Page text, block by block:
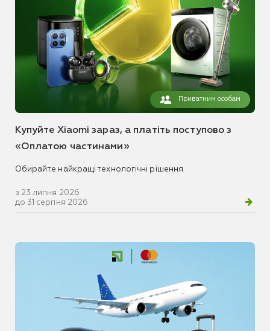
Приватним особам
Купуйте Xiaomi зараз, а платіть поступово з
«Оплатою частинами»
Обирайте найкращі технологічні рішення
з 23 липня 2026
до 31 серпня 2026